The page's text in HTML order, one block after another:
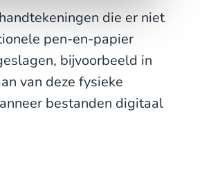
die er niet
pen-en-papier
bijvoorbeeld in
van deze fysieke
bestanden digitaal